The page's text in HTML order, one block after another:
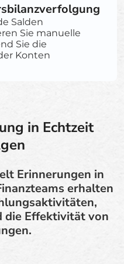
Salden
Sie manuelle
Sie die
Konten
in Echtzeit
Erinnerungen in
erhalten
die Effektivität von